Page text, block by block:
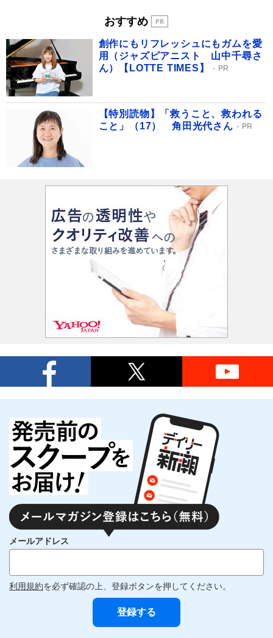
おすすめ
創作にもリフレッシュにもガムを愛
用（ジャズピアニスト 山中千尋さ
ん）【LOTTE TIMES】
PR
【特別読物】「救うこと、救われる
こと」（17） 角田光代さん
PR
メールアドレス
利用規約を必ず確認の上、登録ボタンを押してください。